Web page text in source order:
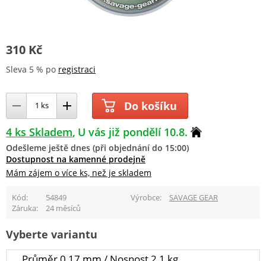
310 Kč
Sleva 5 % po registraci
Do košíku
4 ks Skladem U vás již pondělí 10.8.
Odešleme ještě dnes (při objednání do 15:00)
Dostupnost na kamenné prodejně
Mám zájem o více ks, než je skladem
Kód 54849 Výrobce
SAVAGE GEAR
Záruka
24 měsíců
Vyberte variantu